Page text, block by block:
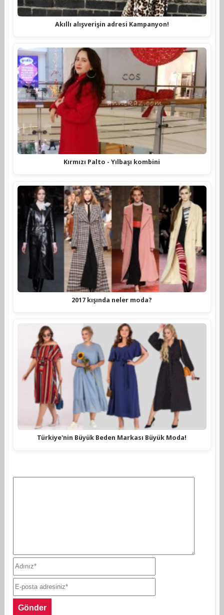
Akıllı alışverişin adresi Kampanyon!
Kırmızı Palto - Yılbaşı kombini
2017 kışında neler moda?
Türkiye'nin Büyük Beden Markası Büyük Moda!